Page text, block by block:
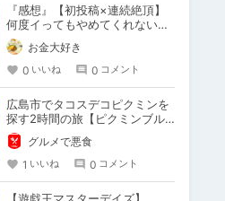
『感想』【初投稿×連続絶頂】
何度イってもやめてくれない嫉
妬彼氏に激責めされて堕とされ
る。お金大好き
0 いいね 0 コメント
広島市でタコスデコピクミンを
探す2時間の旅【ピクミンブル
ーム / Pikmin Bloom】
グルメで悪食
1 いいね 0 コメント